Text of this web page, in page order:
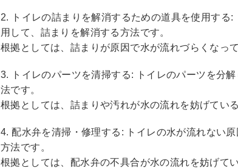
2. トイレの詰まりを解消するための道具を使用する
用して、詰まりを解消する方法です。
根拠としては、詰まりが原因で水が流れづらくなっ
3. トイレのパーツを清掃する: トイレのパーツを分
法です。
根拠としては、詰まりや汚れが水の流れを妨げてい
4. 配水弁を清掃・修理する: トイレの水が流れない
方法です。
根拠としては、配水弁の不具合が水の流れを妨げて